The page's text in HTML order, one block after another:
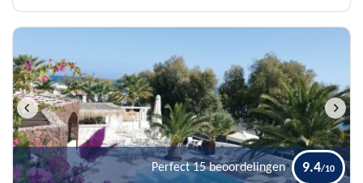
Perfect 15 beoordelingen 9.4